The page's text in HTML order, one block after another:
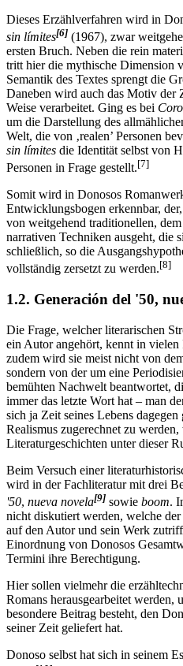
Dieses Erzählverfahren wird in
sin límites[6] (1967), zwar
ersten Bruch. Neben die rein
tritt hier die mythische Dimension
Semantik des Textes sprengt die
Daneben wird auch das Motiv der
Weise verarbeitet. Ging es bei
um die Darstellung des
Welt, die von ‚realen’ Personen
sin límites die Identität selbst von
Personen in Frage gestellt.[7]
Somit wird in Donosos
Entwicklungsbogen erkennbar,
von weitgehend traditionellen, dem
narrativen Techniken ausgeht, die
schließlich, so die
vollständig zersetzt zu werden.[8]
1.2. Generación del '50,
Die Frage, welcher literarischen
ein Autor angehört, kennt in
zudem wird sie meist nicht von
sondern von der um eine
bemühten Nachwelt beantwortet,
immer das letzte Wort hat – man
sich ja Zeit seines Lebens
Realismus zugerechnet zu
Literaturgeschichten unter dieser
Beim Versuch einer
wird in der Fachliteratur mit drei
'50, nueva novela[9] sowie boom.
nicht diskutiert werden, welche
auf den Autor und sein Werk
Einordnung von Donosos
Termini ihre Berechtigung.
Hier sollen vielmehr die
Romans herausgearbeitet werden,
besondere Beitrag besteht, den
seiner Zeit geliefert hat.
Donoso selbst hat sich in seinem